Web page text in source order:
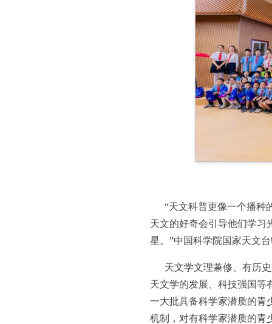
“天文科普更像一个播种
天文的好奇会引导他们学习
星。”中国科学院国家天文
天文学文理兼修、有历
天文学的发展、科技强国等
一大批具备科学家潜质的青
机制，对有科学家潜质的青